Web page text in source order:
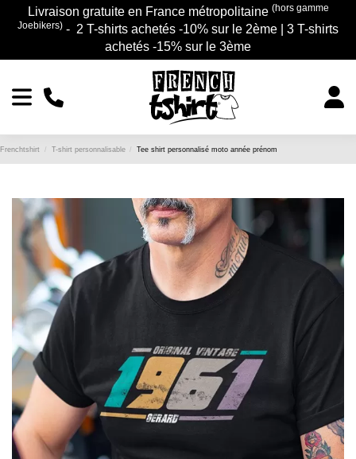
Livraison gratuite en France métropolitaine (hors gamme
Joebikers) - 2 T-shirts achetés -10% sur le 2ème | 3 T-shirts
achetés -15% sur le 3ème
Frenchtshirt T-shirt personnalisable Tee shirt personnalisé moto année prénom